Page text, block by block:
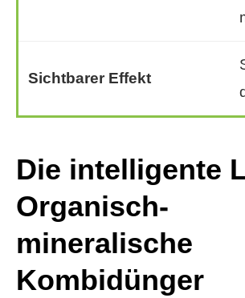
Sichtbarer Effekt
Die intelligente
Organisch-
mineralische
Kombidünger